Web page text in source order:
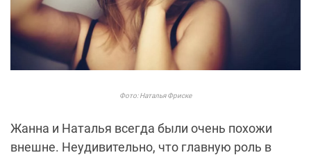
Фото: Наталья Фриске
Жанна и Наталья всегда были очень похожи
внешне. Неудивительно, что главную роль в